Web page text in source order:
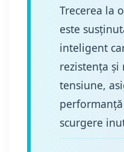
Trecerea la
este
inteligent
rezistența și
tensiune,
scurgere